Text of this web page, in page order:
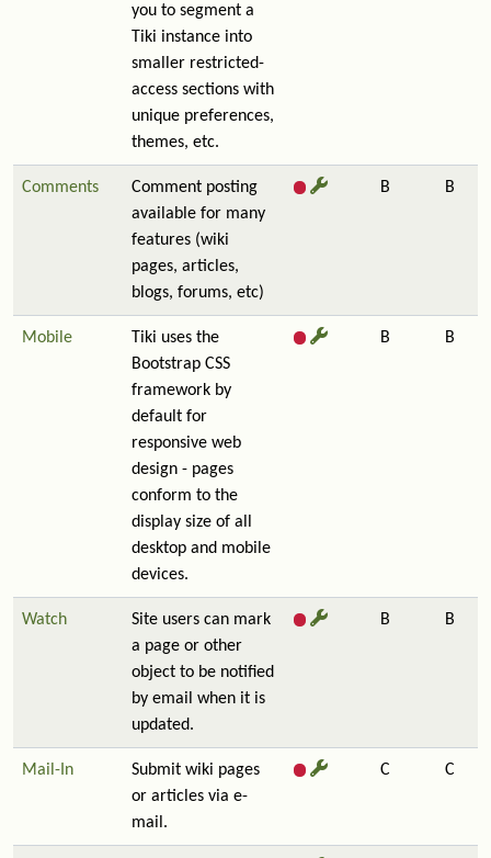
you to segment a
Tiki instance into
smaller restricted-
access sections with
unique preferences,
themes, etc.
Comments
Comment posting
available for many
features (wiki
pages, articles,
blogs, forums, etc)
B B
Mobile
Tiki uses the
Bootstrap CSS
framework by
default for
responsive web
design - pages
conform to the
display size of all
desktop and mobile
devices.
B B
Watch
Site users can mark
a page or other
object to be notified
by email when it is
updated.
B B
Mail-In
Submit wiki pages
or articles via e-
mail.
C C